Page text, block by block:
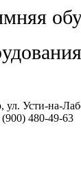
ул. Усти-на-
480-49-63